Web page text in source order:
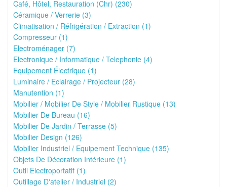
Café, Hôtel, Restauration (Chr) (230)
Céramique / Verrerie (3)
Climatisation / Réfrigération / Extraction (1)
Compresseur (1)
Electroménager (7)
Electronique / Informatique / Telephonie (4)
Equipement Électrique (1)
Luminaire / Eclairage / Projecteur (28)
Manutention (1)
Mobilier / Mobilier De Style / Mobilier Rustique (13)
Mobilier De Bureau (16)
Mobilier De Jardin / Terrasse (5)
Mobilier Design (126)
Mobilier Industriel / Equipement Technique (135)
Objets De Décoration Intérieure (1)
Outil Electroportatif (1)
Outillage D'atelier / Industriel (2)